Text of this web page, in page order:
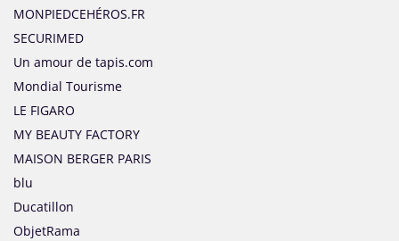
MONPIEDCEHÉROS.FR
SECURIMED
Un amour de tapis.com
Mondial Tourisme
LE FIGARO
MY BEAUTY FACTORY
MAISON BERGER PARIS
blu
Ducatillon
ObjetRama